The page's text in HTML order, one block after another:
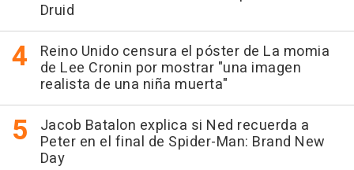
Druid
Reino Unido censura el póster de La momia
de Lee Cronin por mostrar "una imagen
realista de una niña muerta"
Jacob Batalon explica si Ned recuerda a
Peter en el final de Spider-Man: Brand New
Day